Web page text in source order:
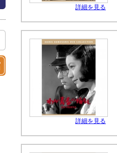
詳細を見る
詳細を見る